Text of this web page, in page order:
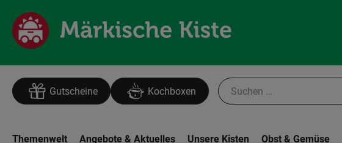
Gutscheine Kochboxen
Themenwelt Angebote & Aktuelles Unsere Kisten Obst & Gemüse